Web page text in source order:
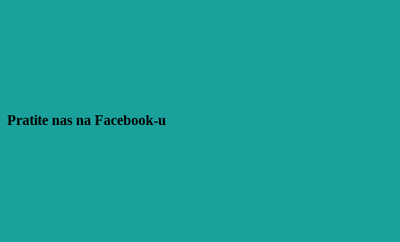
Pratite nas na Facebook-u